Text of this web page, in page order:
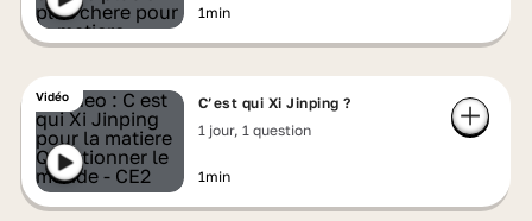
1min
Vidéo
C’est qui Xi Jinping ?
1 jour, 1 question
1min